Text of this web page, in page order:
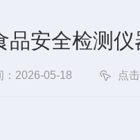
品安全检测
：2026-05-18 点